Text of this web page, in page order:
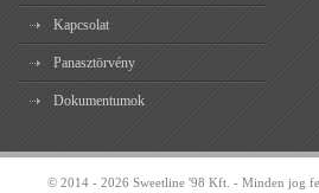
Kapcsolat
Panasztörvény
Dokumentumok
© 2014 - 2026 Sweetline '98 Kft. - Minden jog